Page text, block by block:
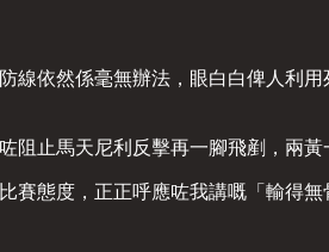
線依然係毫無辦法，眼白白俾人利
止馬天尼利反擊再一腳飛剷，兩黃
態度，正正呼應咗我講嘅「輸得無